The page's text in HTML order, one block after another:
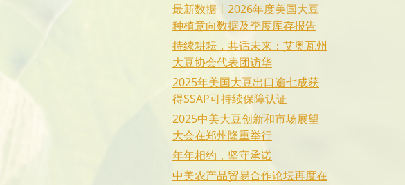
最新数据丨2026年度美国大豆
种植意向数据及季度库存报告
持续耕耘，共话未来：艾奥瓦州
大豆协会代表团访华
2025年美国大豆出口逾七成获
得SSAP可持续保障认证
2025中美大豆创新和市场展望
大会在郑州隆重举行
年年相约，坚守承诺
中美农产品贸易合作论坛再度在